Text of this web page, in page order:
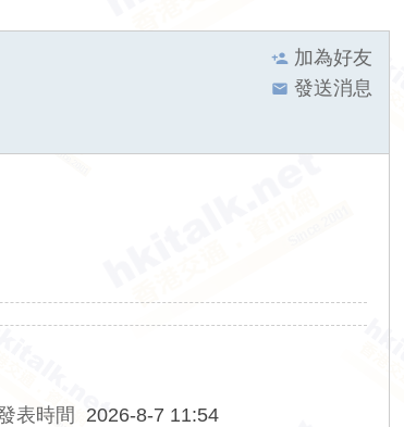
加為好友
發送消息
表時間
2026-8-7 11:54